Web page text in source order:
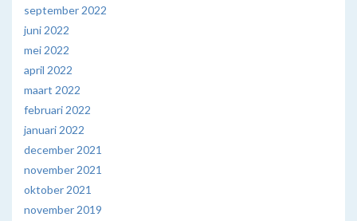
september 2022
juni 2022
mei 2022
april 2022
maart 2022
februari 2022
januari 2022
december 2021
november 2021
oktober 2021
november 2019